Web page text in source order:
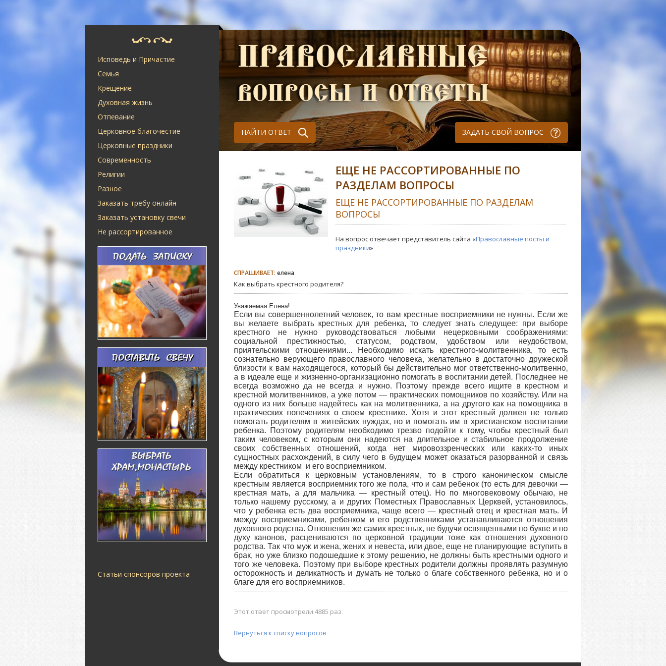
Исповедь и Причастие
Семья
Крещение
Духовная жизнь
Отпевание
Церковное благочестие
Церковные праздники
Современность
Религии
Разное
Заказать требу онлайн
Заказать установку свечи
Не рассортированное
Статьи спонсоров проекта
НАЙТИ ОТВЕТ ЗАДАТЬ СВОЙ ВОПРОС
ЕЩЕ НЕ РАССОРТИРОВАННЫЕ ПО
РАЗДЕЛАМ ВОПРОСЫ
ЕЩЕ НЕ РАССОРТИРОВАННЫЕ ПО РАЗДЕЛАМ
ВОПРОСЫ
На вопрос отвечает представитель сайта «Православные посты и
праздники»
СПРАШИВАЕТ: елена
Как выбрать крестного родителя?
Уважаемая Елена!
Если вы совершеннолетний человек, то вам крестные восприемники не нужны. Если же
вы желаете выбрать крестных для ребенка, то следует знать следущее: при выборе
крестного не нужно руководствоваться любыми нецерковными соображениями:
социальной престижностью, статусом, родством, удобством или неудобством,
приятельскими отношениями... Необходимо искать крестного-молитвенника, то есть
сознательно верующего православного человека, желательно в достаточно дружеской
близости к вам находящегося, который бы действительно мог ответственно-молитвенно,
а в идеале еще и жизненно-организационно помогать в воспитании детей. Последнее не
всегда возможно да не всегда и нужно. Поэтому прежде всего ищите в крестном и
крестной молитвенников, а уже потом — практических помощников по хозяйству. Или на
одного из них больше надейтесь как на молитвенника, а на другого как на помощника в
практических попечениях о своем крестнике. Хотя и этот крестный должен не только
помогать родителям в житейских нуждах, но и помогать им в христианском воспитании
ребенка. Поэтому родителям необходимо трезво подойти к тому, чтобы крестный был
таким человеком, с которым они надеются на длительное и стабильное продолжение
своих собственных отношений, когда нет мировоззренческих или каких-то иных
сущностных расхождений, в силу чего в будущем может оказаться разорванной и связь
между крестником и его восприемником.
Если обратиться к церковным установлениям, то в строго каноническом смысле
крестным является восприемник того же пола, что и сам ребенок (то есть для девочки —
крестная мать, а для мальчика — крестный отец). Но по многовековому обычаю, не
только нашему русскому, а и других Поместных Православных Церквей, установилось,
что у ребенка есть два восприемника, чаще всего — крестный отец и крестная мать. И
между восприемниками, ребенком и его родственниками устанавливаются отношения
духовного родства. Отношения же самих крестных, не будучи освященными по букве и по
духу канонов, расцениваются по церковной традиции тоже как отношения духовного
родства. Так что муж и жена, жених и невеста, или двое, еще не планирующие вступить в
брак, но уже близко подошедшие к этому решению, не должны быть крестными одного и
того же человека. Поэтому при выборе крестных родители должны проявлять разумную
осторожность и деликатность и думать не только о благе собственного ребенка, но и о
благе для его восприемников.
Этот ответ просмотрели 4885 раз.
Вернуться к списку вопросов